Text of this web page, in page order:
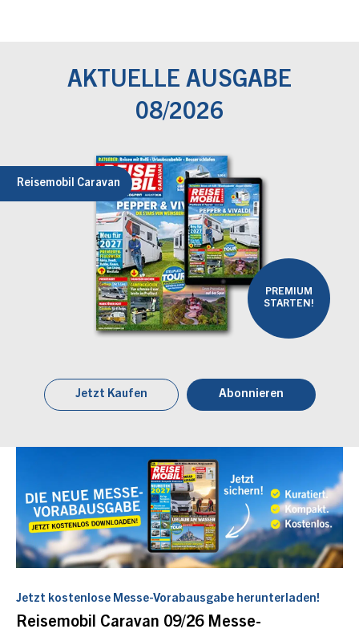
AKTUELLE AUSGABE
08/2026
Reisemobil Caravan
PREMIUM
STARTEN!
Jetzt Kaufen Abonnieren
Jetzt kostenlose Messe-Vorabausgabe herunterladen!
Reisemobil Caravan 09/26 Messe-